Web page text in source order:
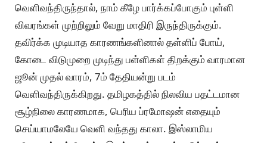
வெளிவந்திருந்தால், நாம் கீழே பார்க்கப்போகும் புள்ளி
விவரங்கள் முற்றிலும் வேறு மாதிரி இருந்திருக்கும்.
தவிர்க்க முடியாத காரணங்களினால் தள்ளிப் போய்,
கோடை விடுமுறை முடிந்து பள்ளிகள் திறக்கும் வாரமான
ஜூன் முதல் வாரம், 7ம் தேதியன்று படம்
வெளிவந்திருக்கிறது. தமிழகத்தில் நிலவிய பதட்டமான
சூழ்நிலை காரணமாக, பெரிய ப்ரமோஷன் எதையும்
செய்யாமலேயே வெளி வந்தது காலா. இஸ்லாமிய